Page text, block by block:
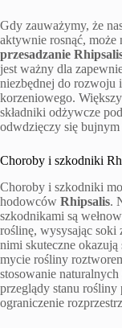
Gdy zauważymy, że
aktywnie rosnąć, może
przesadzanie
jest ważny dla
niezbędnej do rozwoju
korzeniowego.
składniki odżywcze
odwdzięczy się
Choroby i szkodniki
Choroby i szkodniki
hodowców Rhipsalis.
szkodnikami są
roślinę, wysysając
nimi skuteczne
mycie rośliny
stosowanie
przeglądy stanu rośliny
ograniczenie